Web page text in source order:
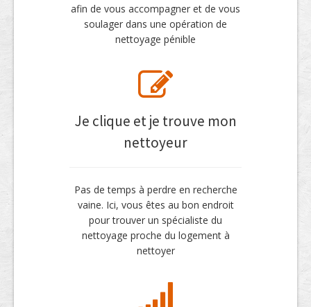
afin de vous accompagner et de vous
soulager dans une opération de
nettoyage pénible
Je clique et je trouve mon
nettoyeur
Pas de temps à perdre en recherche
vaine. Ici, vous êtes au bon endroit
pour trouver un spécialiste du
nettoyage proche du logement à
nettoyer